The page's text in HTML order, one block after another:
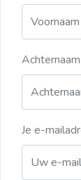
Achternaam
Je e-